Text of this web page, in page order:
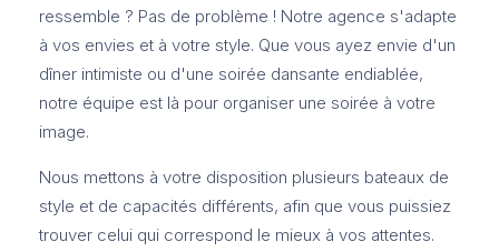
ressemble ? Pas de problème ! Notre agence s'adapte
à vos envies et à votre style. Que vous ayez envie d'un
dîner intimiste ou d'une soirée dansante endiablée,
notre équipe est là pour organiser une soirée à votre
image.
Nous mettons à votre disposition plusieurs bateaux de
style et de capacités différents, afin que vous puissiez
trouver celui qui correspond le mieux à vos attentes.